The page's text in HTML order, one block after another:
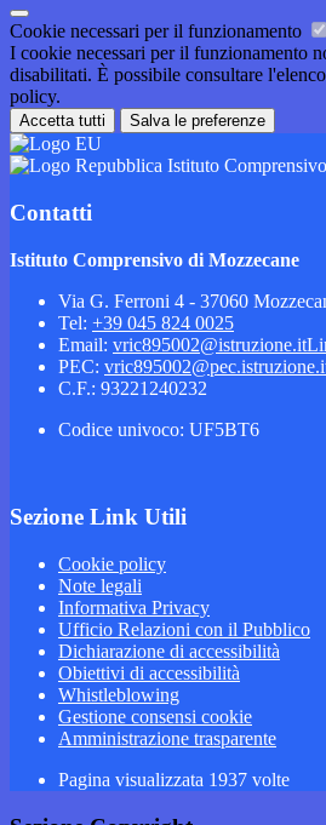
Cookie necessari per il funzionamento
I cookie necessari per il funzionamento
disabilitati. È possibile consultare
policy.
Accetta tutti Salva le preferenze
Istituto
Contatti
Istituto Comprensivo di Mozzecane
Via G. Ferroni 4 - 37060
Tel: +39 045 824 0025
Email: vric895002@istruzione.it
PEC:
C.F.: 93221240232
Codice univoco: UF5BT6
Sezione Link Utili
Cookie policy
Note legali
Informativa Privacy
Ufficio Relazioni con il Pubblico
Dichiarazione di accessibilità
Obiettivi di accessibilità
Whistleblowing
Gestione consensi cookie
Amministrazione trasparente
Pagina visualizzata 1937 volte